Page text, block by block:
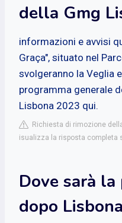
della Gmg
informazioni e avvisi
Graça", situato nel
svolgeranno la Veglia
programma generale
Lisbona 2023 qui.
Richiesta di rimozione
isualizza la risposta completa
Dove sarà la
dopo